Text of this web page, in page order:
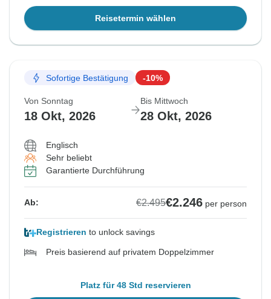
Reisetermin wählen
Sofortige Bestätigung -10%
Von Sonntag
18 Okt, 2026
Bis Mittwoch
28 Okt, 2026
Englisch
Sehr beliebt
Garantierte Durchführung
Ab: €2.495€2.246 per person
Registrieren to unlock savings
Preis basierend auf privatem Doppelzimmer
Platz für 48 Std reservieren